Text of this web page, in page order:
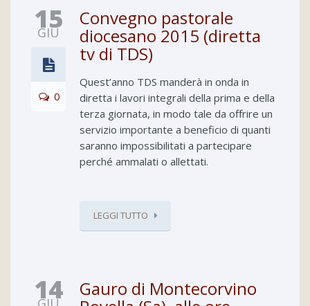
15
GIU
0
Convegno pastorale
diocesano 2015 (diretta
tv di TDS)
Quest’anno TDS manderà in onda in
diretta i lavori integrali della prima e della
terza giornata, in modo tale da offrire un
servizio importante a beneficio di quanti
saranno impossibilitati a partecipare
perché ammalati o allettati.
LEGGI TUTTO
14 Gauro di Montecorvino